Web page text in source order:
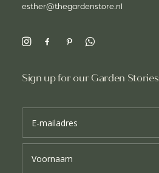
esther@thegardenstore.nl
Sign up for our Garden Stories